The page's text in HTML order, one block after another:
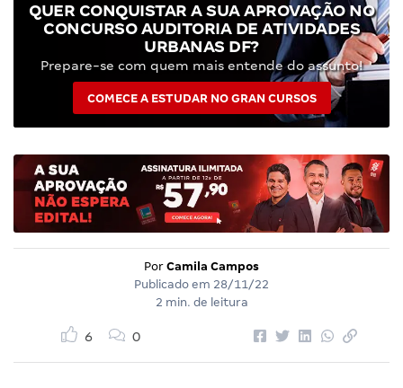
QUER CONQUISTAR A SUA APROVAÇÃO NO
CONCURSO AUDITORIA DE ATIVIDADES
URBANAS DF?
Prepare-se com quem mais entende do assunto!
COMECE A ESTUDAR NO GRAN CURSOS
Por Camila Campos
Publicado em 28/11/22
2 min. de leitura
6 0